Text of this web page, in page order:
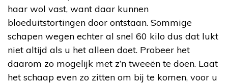
haar wol vast, want daar kunnen
bloeduitstortingen door ontstaan. Sommige
schapen wegen echter al snel 60 kilo dus dat lukt
niet altijd als u het alleen doet. Probeer het
daarom zo mogelijk met z’n tweeën te doen. Laat
het schaap even zo zitten om bij te komen, voor u